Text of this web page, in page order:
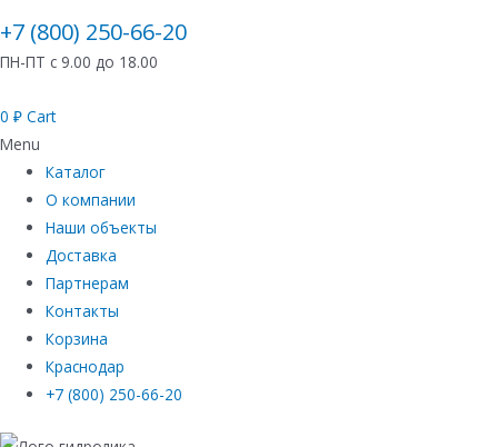
+7 (800) 250-66-20
ПН-ПТ с 9.00 до 18.00
0 ₽ Cart
Menu
Каталог
О компании
Наши объекты
Доставка
Партнерам
Контакты
Корзина
Краснодар
+7 (800) 250-66-20